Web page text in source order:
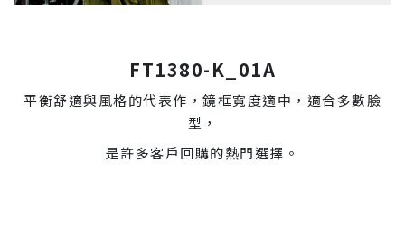
FT1380-K_01A
平衡舒適與風格的代表作，鏡框寬度適中，適合多數臉
型，
是許多客戶回購的熱門選擇。